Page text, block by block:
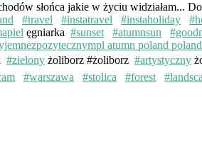
słońca jakie w życiu widziałam...
#travel #instatravel #instaholiday
ęgniarka #sunset #atumnsun
#zielony żoliborz #żoliborz #artystyczny
#warszawa #stolica #forest